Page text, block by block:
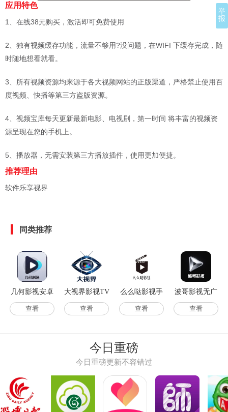
应用特色
1、在线38元购买，激活即可免费使用
2、独有视频缓存功能，流量不够用?没问题，在WIFI 下缓存完成，随
时随地想看就看。
3、所有视频资源均来源于各大视频网站的正版渠道，严格禁止使用百
度视频、快播等第三方盗版资源。
4、视频宝库每天更新最新电影、电视剧，第一时间 将丰富的视频资
源呈现在您的手机上。
5、播放器，无需安装第三方播放插件，使用更加便捷。
推荐理由
软件乐享视界
同类推荐
几何影视安卓
免费版
查看
大视界影视TV
原版
查看
么么哒影视手
机正版
查看
波哥影视无广
告版
查看
今日重磅
今日重磅更新不容错过
举
报